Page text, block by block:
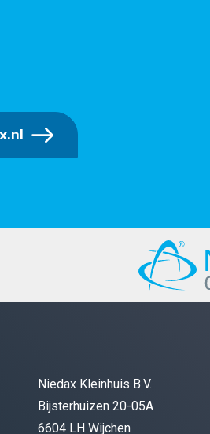
Niedax Kleinhuis B.V.
Bijsterhuizen 20-05A
6604 LH Wijchen